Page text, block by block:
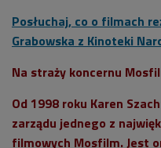
Posłuchaj, co o filmach
Grabowska z Kinoteki
Na straży koncernu
Od 1998 roku Karen
zarządu jednego z
filmowych Mosfilm. Jest